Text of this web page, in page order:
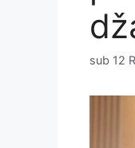
sub 12